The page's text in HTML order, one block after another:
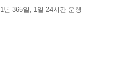
1년 365일, 1일 24시간 운행